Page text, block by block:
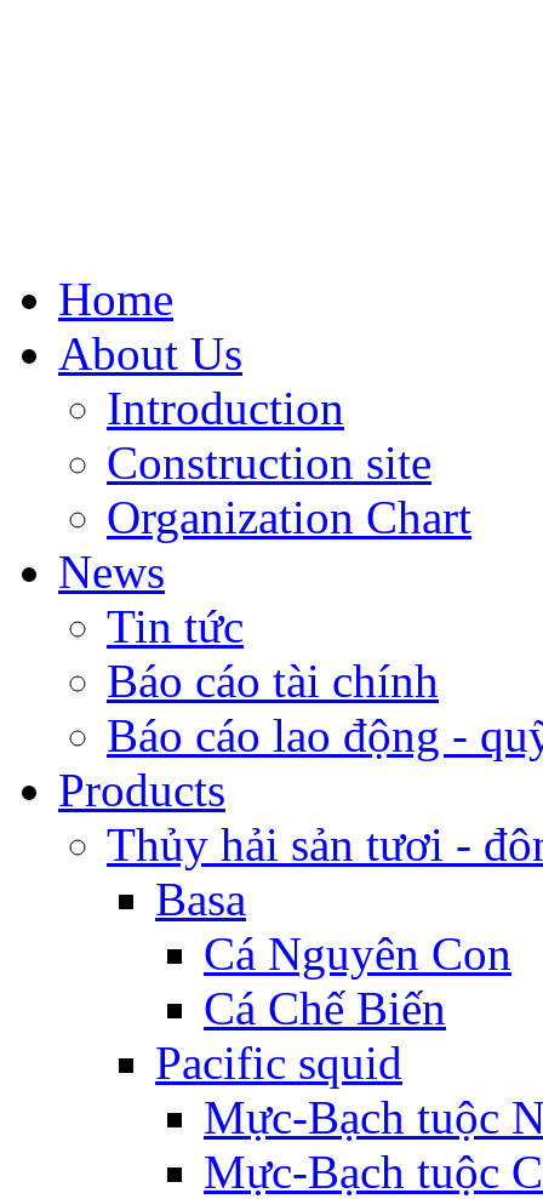
Home
About Us
Introduction
Construction site
Organization Chart
News
Tin tức
Báo cáo tài chính
Báo cáo lao động -
Products
Thủy hải sản tươi -
Basa
Cá Nguyên Con
Cá Chế Biến
Pacific squid
Mực-Bạch tuộc
Mực-Bạch tuộc